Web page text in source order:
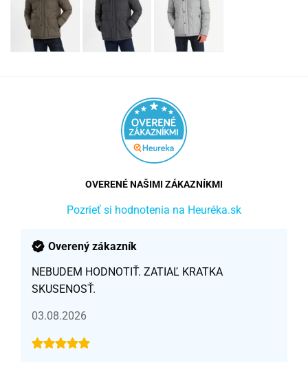
OVERENÉ NAŠIMI ZÁKAZNÍKMI
Pozrieť si hodnotenia na Heuréka.sk
Overený zákazník
NEBUDEM HODNOTIŤ. ZATIAĽ KRATKA
SKUSENOSŤ.
03.08.2026